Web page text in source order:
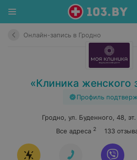
Онлайн-запись в Гродно
«Клиника женского
Профиль
Гродно, ул. Буденного, 48, эт.
Все адреса 2 133